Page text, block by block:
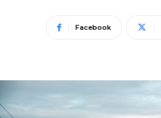
Facebook